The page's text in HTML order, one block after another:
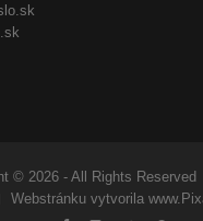
© 2026 - All Rights Reserved
Webstránku vytvorila